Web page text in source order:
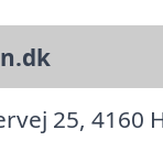
25, 4160